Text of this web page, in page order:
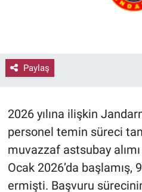
Paylaş
2026 yılına ilişkin
personel temin süreci
muvazzaf astsubay
Ocak 2026’da başlamış,
ermişti. Başvuru